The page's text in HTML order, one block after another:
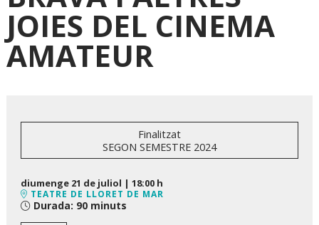
JOIES DEL CINEMA
AMATEUR
Finalitzat
SEGON SEMESTRE 2024
diumenge 21 de juliol | 18:00 h
TEATRE DE LLORET DE MAR
Durada: 90 minuts